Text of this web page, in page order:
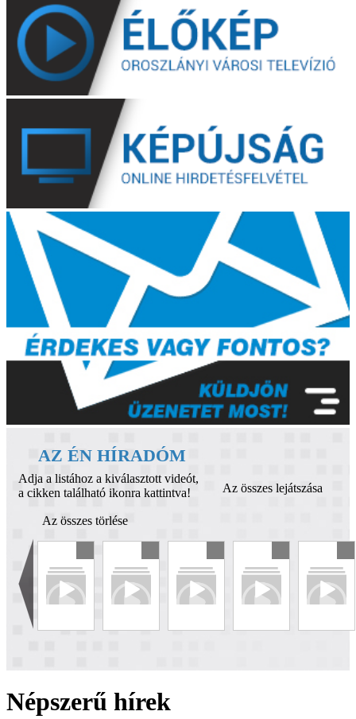
AZ ÉN HÍRADÓM
Adja a listához a kiválasztott videót,
a cikken található ikonra kattintva!
Az összes lejátszása
Az összes törlése
Népszerű hírek